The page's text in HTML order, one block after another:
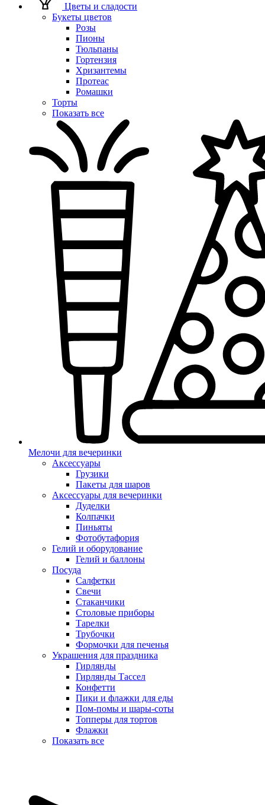
Цветы и сладости
Букеты цветов
Розы
Пионы
Тюльпаны
Гортензия
Хризантемы
Протеас
Ромашки
Торты
Показать все
Мелочи для вечеринки
Аксессуары
Грузики
Пакеты для шаров
Аксессуары для вечеринки
Дуделки
Колпачки
Пиньяты
Фотобутафория
Гелий и оборудование
Гелий и баллоны
Посуда
Салфетки
Свечи
Стаканчики
Столовые приборы
Тарелки
Трубочки
Формочки для печенья
Украшения для праздника
Гирлянды
Гирлянды Тассел
Конфетти
Пики и флажки для еды
Пом-помы и шары-соты
Топперы для тортов
Флажки
Показать все